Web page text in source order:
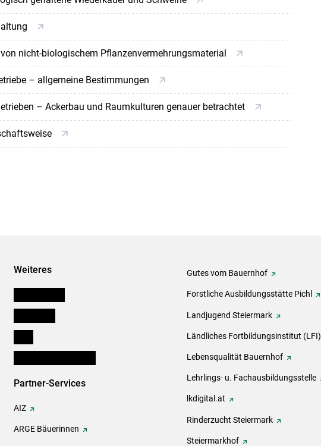
nicht-biologischem Pflanzenvermehrungsmaterial
– allgemeine Bestimmungen
– Ackerbau und Raumkulturen genauer betrachtet
Weiteres
Partner-Services
AIZ
ARGE Bäuerinnen
Gutes vom Bauernhof
Forstliche Ausbildungsstätte Pichl
Landjugend Steiermark
Ländliches Fortbildungsinstitut (LFI)
Lebensqualität Bauernhof
Lehrlings- u. Fachausbildungsstelle
lkdigital.at
Rinderzucht Steiermark
Steiermarkhof